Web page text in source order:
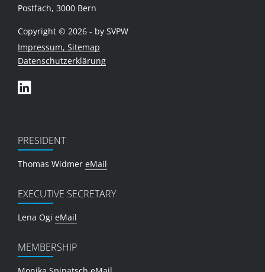
Postfach, 3000 Bern
Copyright © 2026 - by SVPW
Impressum, Sitemap
Datenschutzerklärung
PRESIDENT
Thomas Widmer eMail
EXECUTIVE SECRETARY
Lena Ogi eMail
MEMBERSHIP